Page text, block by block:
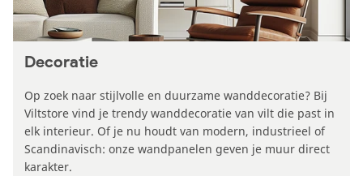
Decoratie
Op zoek naar stijlvolle en duurzame wanddecoratie? Bij
Viltstore vind je trendy wanddecoratie van vilt die past in
elk interieur. Of je nu houdt van modern, industrieel of
Scandinavisch: onze wandpanelen geven je muur direct
karakter.